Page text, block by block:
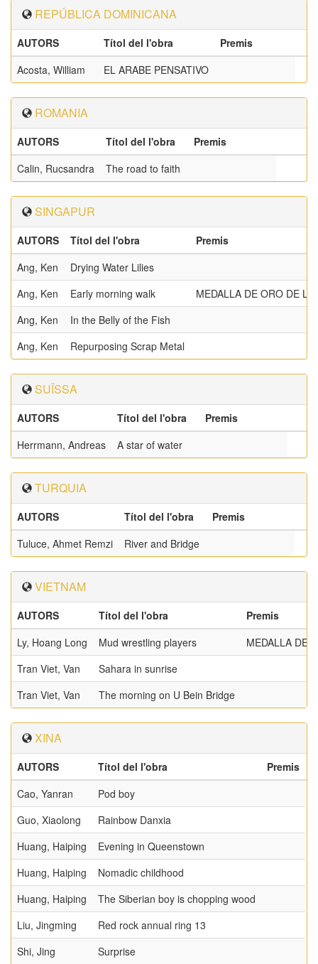
REPÚBLICA DOMINICANA
AUTORS Títol del l'obra
Premis
Acosta, William
EL ARABE PENSATIVO
ROMANIA
AUTORS Títol del l'obra
Premis
Calin, Rucsandra
The road to faith
SINGAPUR
AUTORS Títol del l'obra
Premis
Ang, Ken
Drying Water Lilies
Ang, Ken
Early morning walk
MEDALLA DE ORO DE
Ang, Ken
In the Belly of the Fish
Ang, Ken
Repurposing Scrap Metal
SUÏSSA
AUTORS Títol del l'obra
Premis
Herrmann, Andreas
A star of water
TURQUIA
AUTORS Títol del l'obra
Premis
Tuluce, Ahmet Remzi
River and Bridge
VIETNAM
AUTORS Títol del l'obra
Premis
Ly, Hoang Long
Mud wrestling players
MEDALLA DE
Tran Viet, Van
Sahara in sunrise
Tran Viet, Van
The morning on U Bein Bridge
XINA
AUTORS Títol del l'obra
Premis
Cao, Yanran
Pod boy
Guo, Xiaolong
Rainbow Danxia
Huang, Haiping
Evening in Queenstown
Huang, Haiping
Nomadic childhood
Huang, Haiping
The Siberian boy is chopping wood
Liu, Jingming
Red rock annual ring 13
Shi, Jing
Surprise